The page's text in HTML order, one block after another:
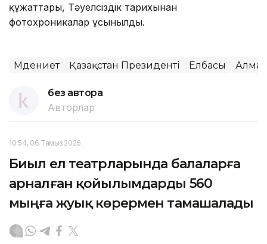
құжаттары, Тәуелсіздік тарихынан
фотохроникалар ұсынылды.
Мәдениет Қазақстан Президенті Елбасы
без автора
Авторлар
10:54, 06 Тамыз 2026
Биыл ел театрларында балаларға
арналған қойылымдарды 560
мыңға жуық көрермен тамашалады